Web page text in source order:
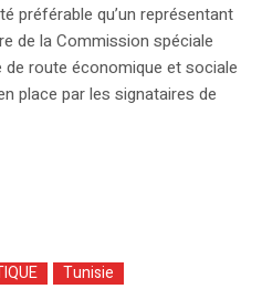
préférable qu’un représentant
de la Commission spéciale
de route économique et sociale
place par les signataires de
Tunisie